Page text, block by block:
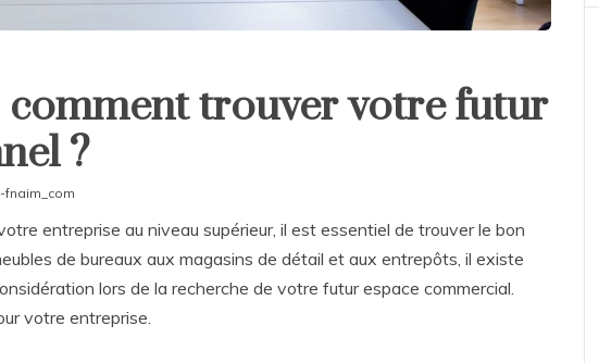
comment trouver votre futur
?
entreprise au niveau supérieur, il est essentiel de trouver le bon
de bureaux aux magasins de détail et aux entrepôts, il existe
lors de la recherche de votre futur espace commercial.
votre entreprise.